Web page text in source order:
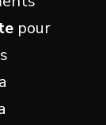
pour